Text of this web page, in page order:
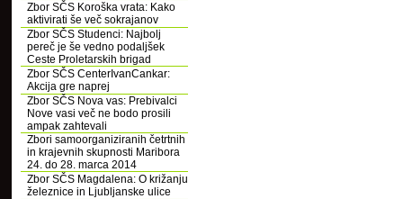
Zbor SČS Koroška vrata: Kako
aktivirati še več sokrajanov
Zbor SČS Studenci: Najbolj
pereč je še vedno podaljšek
Ceste Proletarskih brigad
Zbor SČS CenterIvanCankar:
Akcija gre naprej
Zbor SČS Nova vas: Prebivalci
Nove vasi več ne bodo prosili
ampak zahtevali
Zbori samoorganiziranih četrtnih
in krajevnih skupnosti Maribora
24. do 28. marca 2014
Zbor SČS Magdalena: O križanju
železnice in Ljubljanske ulice